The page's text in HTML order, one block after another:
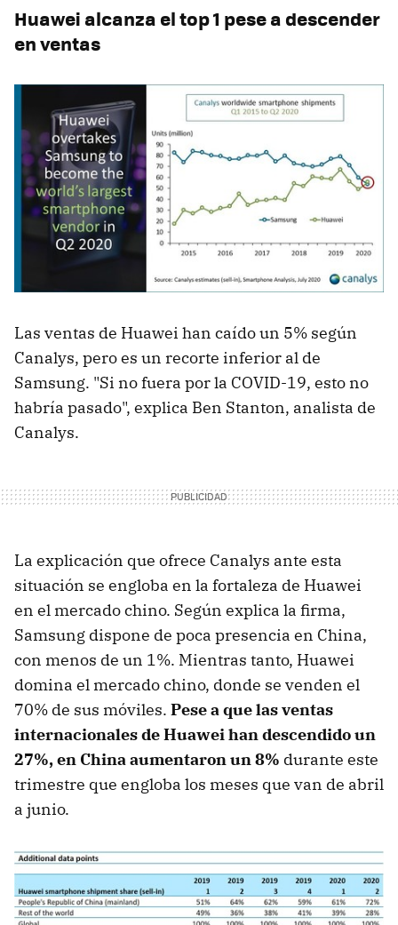
Huawei alcanza el top 1 pese a descender
en ventas
Las ventas de Huawei han caído un 5% según
Canalys, pero es un recorte inferior al de
Samsung. "Si no fuera por la COVID-19, esto no
habría pasado", explica Ben Stanton, analista de
Canalys.
La explicación que ofrece Canalys ante esta
situación se engloba en la fortaleza de Huawei
en el mercado chino. Según explica la firma,
Samsung dispone de poca presencia en China,
con menos de un 1%. Mientras tanto, Huawei
domina el mercado chino, donde se venden el
70% de sus móviles. Pese a que las ventas
internacionales de Huawei han descendido un
27%, en China aumentaron un 8% durante este
trimestre que engloba los meses que van de abril
a junio.